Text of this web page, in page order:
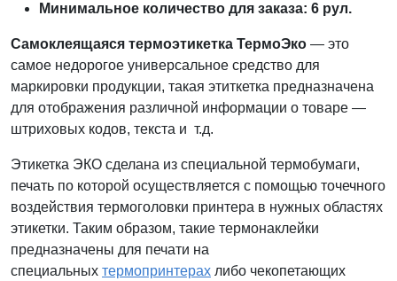
Минимальное количество для заказа: 6 рул.
Самоклеящаяся термоэтикетка ТермоЭко — это
самое недорогое универсальное средство для
маркировки продукции, такая этиткетка предназначена
для отображения различной информации о товаре —
штриховых кодов, текста и т.д.
Этикетка ЭКО сделана из специальной термобумаги,
печать по которой осуществляется с помощью точечного
воздействия термоголовки принтера в нужных областях
этикетки. Таким образом, такие термонаклейки
предназначены для печати на
специальных термопринтерах либо чекопетающих